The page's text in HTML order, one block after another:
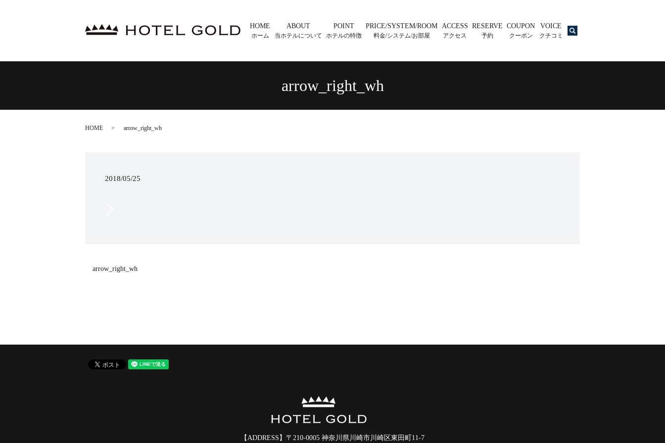
HOME
ホーム
ABOUT
当ホテルについて
POINT
ホテルの特徴
PRICE/SYSTEM/ROOM
料金/システム/お部屋
ACCESS
アクセス
RESERVE
予約
COUPON
クーポン
VOICE
クチコミ
arrow_right_wh
HOME arrow_right_wh
2018/05/25
arrow_right_wh
【ADDRESS】 〒210-0005 神奈川県川崎市川崎区東田町11-7